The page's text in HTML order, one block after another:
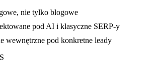
nie tylko blogowe
pod AI i klasyczne SERP-y
wewnętrzne pod konkretne leady